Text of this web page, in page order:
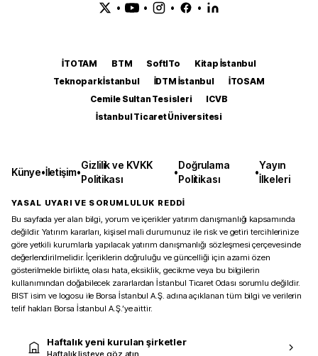
• • • •
İTOTAM BTM SoftITo
Kitap İstanbul
Teknopark İstanbul
İDTM İstanbul
İTOSAM
Cemile Sultan Tesisleri
ICVB
İstanbul Ticaret Üniversitesi
Künye•İletişim•
Gizlilik ve KVKK
Politikası
•
Doğrulama
Politikası
•
Yayın
İlkeleri
YASAL UYARI VE SORUMLULUK REDDİ
Bu sayfada yer alan bilgi, yorum ve içerikler yatırım danışmanlığı kapsamında
değildir. Yatırım kararları, kişisel mali durumunuz ile risk ve getiri tercihlerinize
göre yetkili kurumlarla yapılacak yatırım danışmanlığı sözleşmesi çerçevesinde
değerlendirilmelidir. İçeriklerin doğruluğu ve güncelliği için azami özen
gösterilmekle birlikte, olası hata, eksiklik, gecikme veya bu bilgilerin
kullanımından doğabilecek zararlardan İstanbul Ticaret Odası sorumlu değildir.
BIST isim ve logosu ile Borsa İstanbul A.Ş. adına açıklanan tüm bilgi ve verilerin
telif hakları Borsa İstanbul A.Ş.’ye aittir.
Haftalık yeni kurulan şirketler
Haftalık listeye göz atın